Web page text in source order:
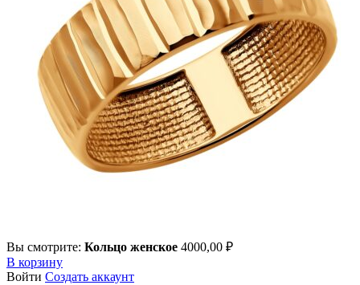
Вы смотрите: Кольцо женское 4000,00 ₽
В корзину
Войти Создать аккаунт